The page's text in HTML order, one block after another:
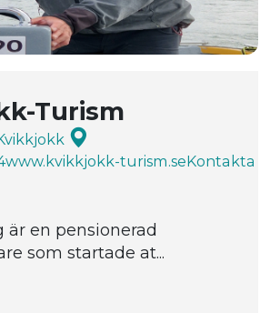
Turism
www.kvikkjokk-turism.seKontakta
är en pensionerad
som startade at...